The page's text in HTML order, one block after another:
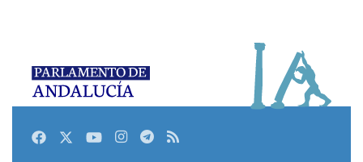
FacebookTwitterYoutubeInstagram
Telegram
RSS